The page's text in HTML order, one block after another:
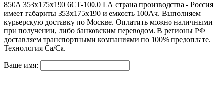
850A 353x175x190 6CT-100.0 LA страна производства - Россия
имеет габариты 353x175x190 и емкость 100Ач. Выполняем
курьерскую доставку по Москве. Оплатить можно наличными
при получении, либо банковским переводом. В регионы РФ
доставляем транспортными компаниями по 100% предоплате.
Технология Ca/Ca.
Ваше имя: